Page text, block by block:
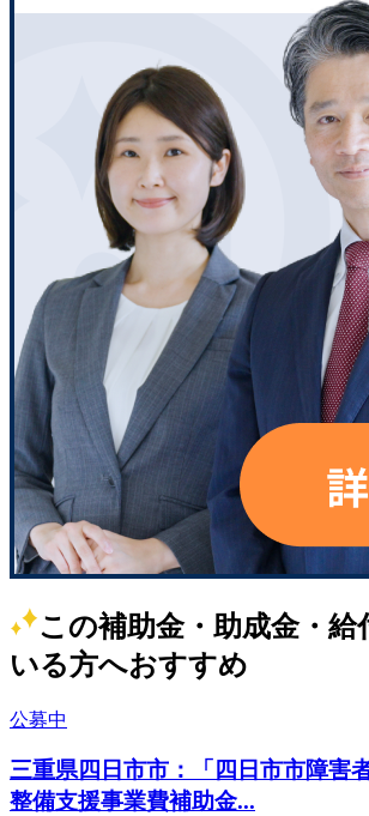
この補助金・助成金・給
いる方へおすすめ
公募中
三重県四日市市：「四日市市障害
整備支援事業費補助金...